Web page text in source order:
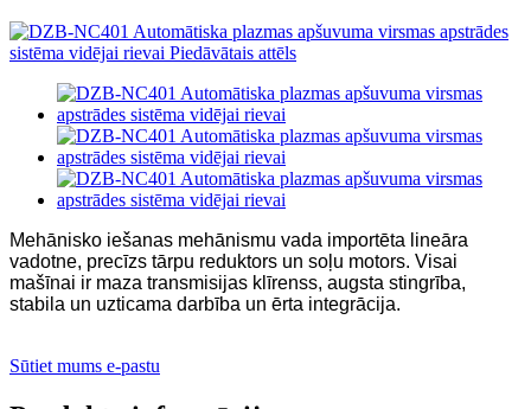
Mehānisko iešanas mehānismu vada importēta lineāra
vadotne, precīzs tārpu reduktors un soļu motors. Visai
mašīnai ir maza transmisijas klīrenss, augsta stingrība,
stabila un uzticama darbība un ērta integrācija.
Sūtiet mums e-pastu